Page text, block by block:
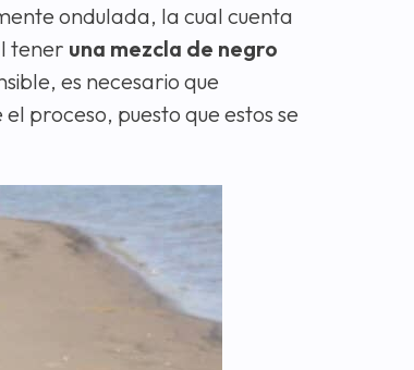
ondulada, la cual cuenta
tener una mezcla de negro
es necesario que
proceso, puesto que estos se